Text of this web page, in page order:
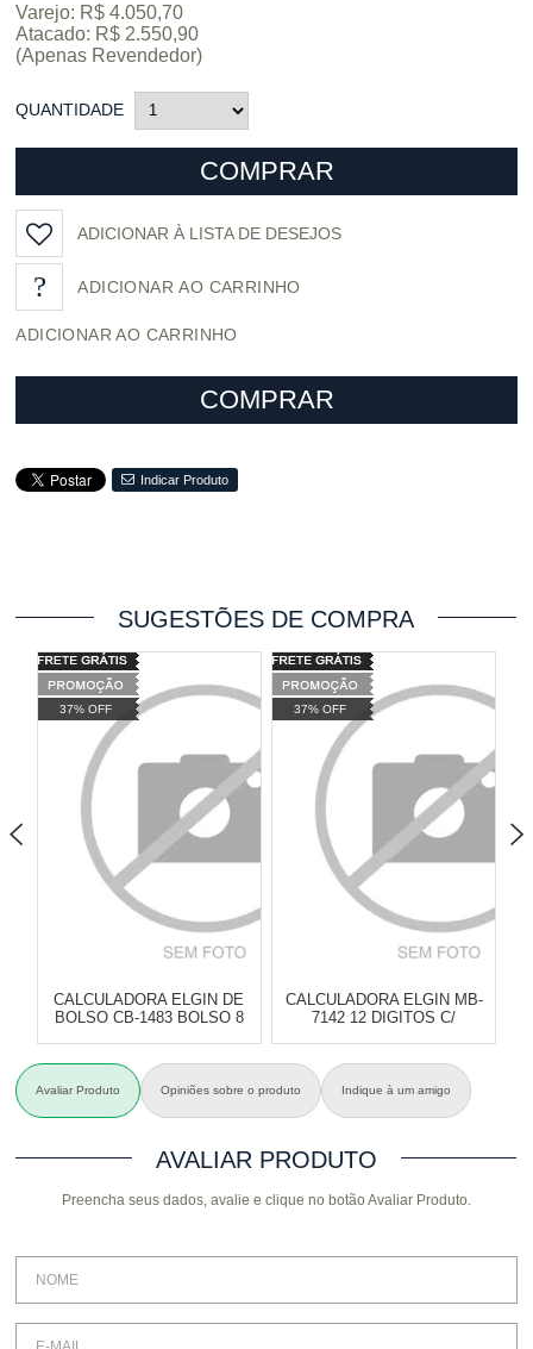
Varejo: R$ 4.050,70
Atacado: R$ 2.550,90
(Apenas Revendedor)
QUANTIDADE
COMPRAR
ADICIONAR À LISTA DE DESEJOS
ADICIONAR AO CARRINHO
COMPRAR
Indicar Produto
SUGESTÕES DE COMPRA
37% OFF
CALCULADORA ELGIN DE
BOLSO CB-1483 BOLSO 8
Varejo: R$
4.050,70
R$ 2.550,90
10 x de R$ 255,09
COMPRAR
37% OFF
CALCULADORA ELGIN MB-
7142 12 DIGITOS C/
Varejo: R$ 4.050,70
Atacado:
(Apenas
10 x de R$ 255,09
BOBINA
COMPRAR
Avaliar Produto Opiniões sobre o produto Indique à um amigo
AVALIAR PRODUTO
Preencha seus dados, avalie e clique no botão Avaliar Produto.